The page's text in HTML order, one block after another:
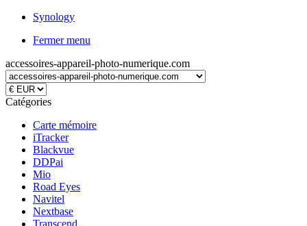
Synology
Fermer menu
accessoires-appareil-photo-numerique.com
Catégories
Carte mémoire
iTracker
Blackvue
DDPai
Mio
Road Eyes
Navitel
Nextbase
Transcend